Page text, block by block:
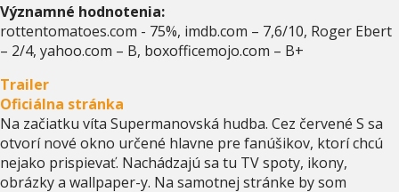
Významné hodnotenia:
rottentomatoes.com - 75%, imdb.com – 7,6/10, Roger Ebert
– 2/4, yahoo.com – B, boxofficemojo.com – B+
Trailer
Oficiálna stránka
Na začiatku víta Supermanovská hudba. Cez červené S sa
otvorí nové okno určené hlavne pre fanúšikov, ktorí chcú
nejako prispievať. Nachádzajú sa tu TV spoty, ikony,
obrázky a wallpaper-y. Na samotnej stránke by som